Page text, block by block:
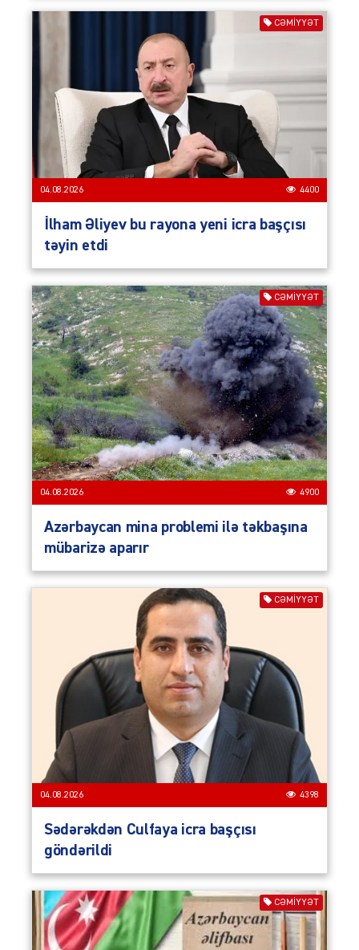
CƏMIYYƏT
04.08.2026 4400
İlham Əliyev bu rayona yeni icra başçısı
təyin etdi
CƏMIYYƏT
04.08.2026 4900
Azərbaycan mina problemi ilə təkbaşına
mübarizə aparır
CƏMIYYƏT
04.08.2026 4398
Sədərəkdən Culfaya icra başçısı
göndərildi
CƏMIYYƏT